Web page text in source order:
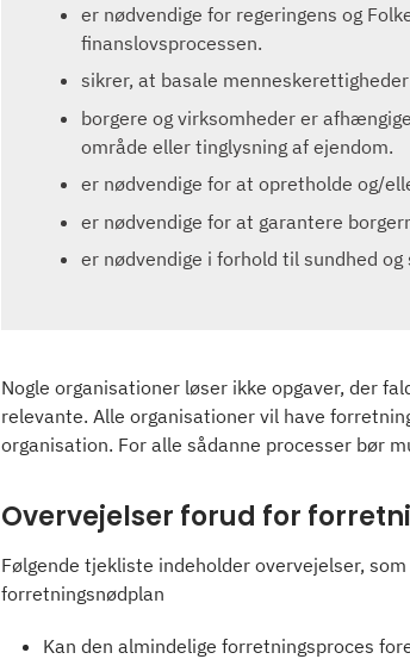
er nødvendige for regeringens og
finanslovsprocessen.
sikrer, at basale
borgere og virksomheder er
område eller tinglysning af ejendom.
er nødvendige for at opretholde og/
er nødvendige for at garantere
er nødvendige i forhold til sundhed
Nogle organisationer løser ikke opgaver, der
relevante. Alle organisationer vil have
organisation. For alle sådanne processer bør
Overvejelser forud for
Følgende tjekliste indeholder overvejelser,
forretningsnødplan
Kan den almindelige forretningsproces